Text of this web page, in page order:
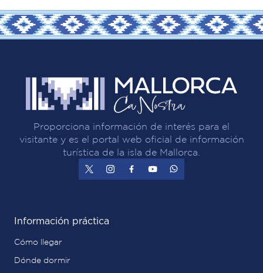
Proporciona información de interés para el
visitante y es el portal web oficial de información
turística de la isla de Mallorca.
Información práctica
Cómo llegar
Dónde dormir